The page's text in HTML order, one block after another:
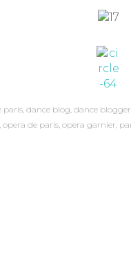
paris, dance blog, dance blogger
, opera de paris, opera garnier,